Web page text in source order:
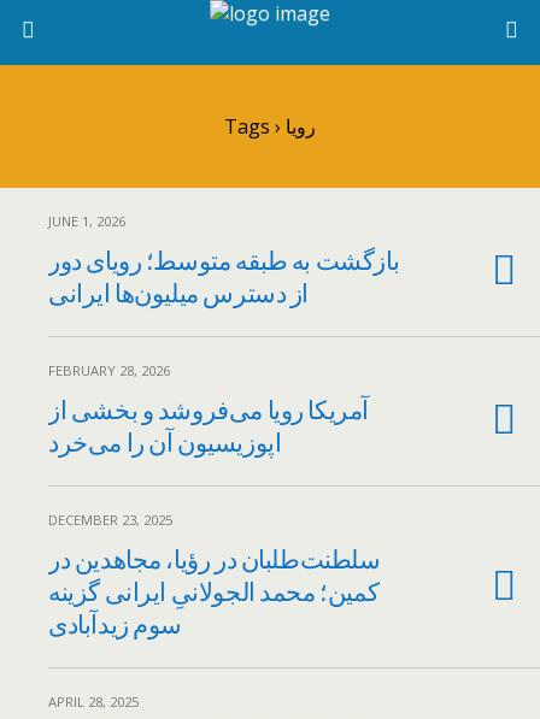
Tags › رویا
JUNE 1, 2026
بازگشت به طبقه متوسط؛ رویای دور
از دسترس میلیون‌ها ایرانی
FEBRUARY 28, 2026
آمریکا رویا می‌فروشد و بخشی از
اپوزيسيون آن را می‌خرد
DECEMBER 23, 2025
سلطنت‌طلبان در رؤیا، مجاهدین در
کمین؛ محمد الجولانیِ ایرانی گزینه
سوم زیدآبادی
APRIL 28, 2025